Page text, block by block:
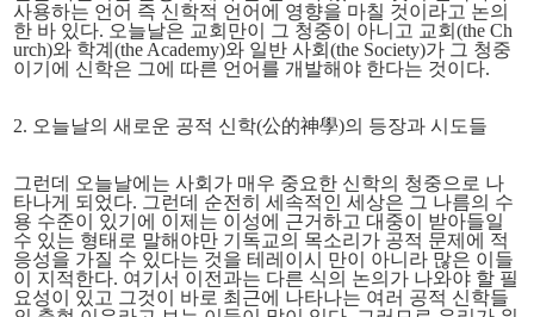
사용하는 언어 즉 신학적 언어에 영향을 마칠 것이라고 논의
한 바 있다. 오늘날은 교회만이 그 청중이 아니고 교회(the Ch
urch)와 학계(the Academy)와 일반 사회(the Society)가 그 청중
이기에 신학은 그에 따른 언어를 개발해야 한다는 것이다.
2. 오늘날의 새로운 공적 신학(公的神學)의 등장과 시도들
그런데 오늘날에는 사회가 매우 중요한 신학의 청중으로 나
타나게 되었다. 그런데 순전히 세속적인 세상은 그 나름의 수
용 수준이 있기에 이제는 이성에 근거하고 대중이 받아들일
수 있는 형태로 말해야만 기독교의 목소리가 공적 문제에 적
응성을 가질 수 있다는 것을 테레이시 만이 아니라 많은 이들
이 지적한다. 여기서 이전과는 다른 식의 논의가 나와야 할 필
요성이 있고 그것이 바로 최근에 나타나는 여러 공적 신학들